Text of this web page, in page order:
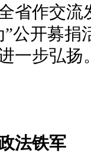
省作交
公开募
一步弘扬
法铁军